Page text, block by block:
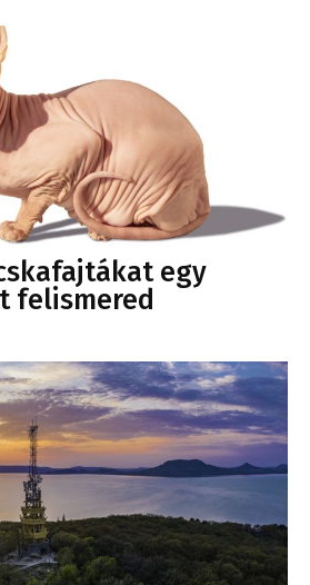
egy
felismered